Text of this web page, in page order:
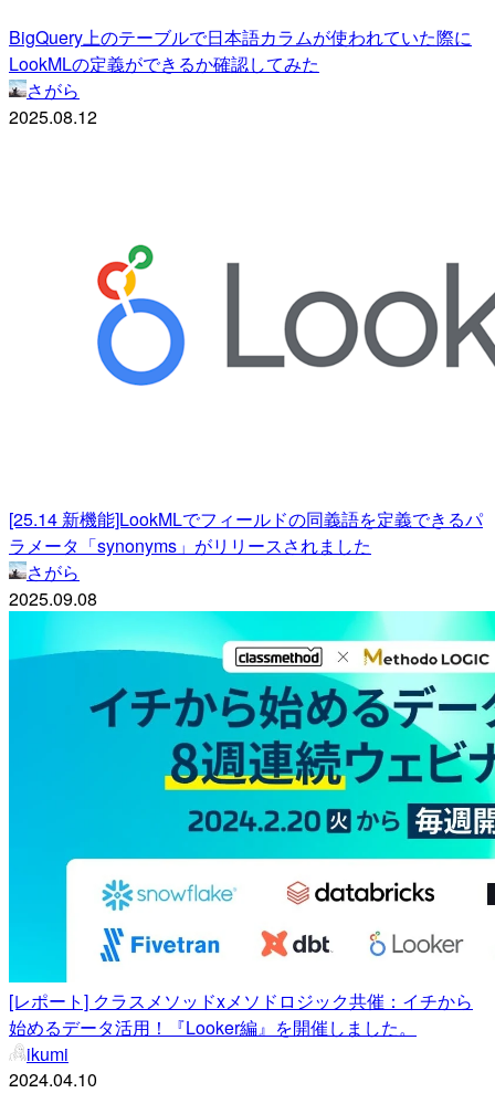
BigQuery上のテーブルで日本語カラムが使われていた際に
LookMLの定義ができるか確認してみた
さがら
2025.08.12
[25.14 新機能]LookMLでフィールドの同義語を定義できるパ
ラメータ「synonyms」がリリースされました
さがら
2025.09.08
[レポート] クラスメソッドxメソドロジック共催：イチから
始めるデータ活用！『Looker編』を開催しました。
ikumi
2024.04.10